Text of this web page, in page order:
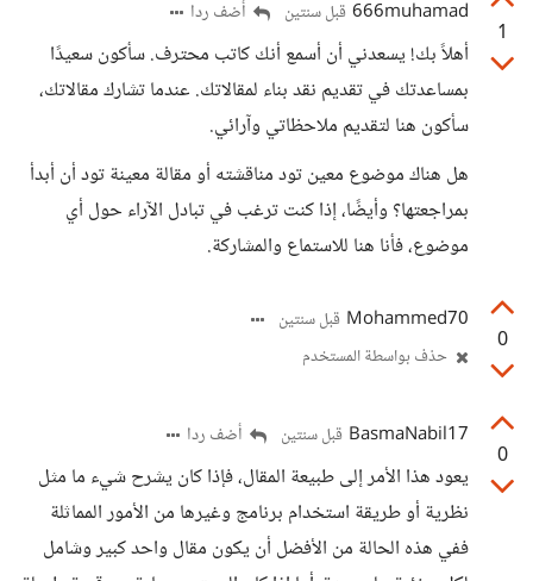
1
666muhamad قبل سنتين أضف ردا
أهلاً بك! يسعدني أن أسمع أنك كاتب محترف. سأكون سعيدًا
بمساعدتك في تقديم نقد بناء لمقالاتك. عندما تشارك مقالاتك،
سأكون هنا لتقديم ملاحظاتي وآرائي.
هل هناك موضوع معين تود مناقشته أو مقالة معينة تود أن أبدأ
بمراجعتها؟ وأيضًا، إذا كنت ترغب في تبادل الآراء حول أي
موضوع، فأنا هنا للاستماع والمشاركة.
0
Mohammed70 قبل سنتين
حذف بواسطة المستخدم
0
BasmaNabil17 قبل سنتين أضف ردا
يعود هذا الأمر إلى طبيعة المقال، فإذا كان يشرح شيء ما مثل
نظرية أو طريقة استخدام برنامج وغيرها من الأمور المماثلة
ففي هذه الحالة من الأفضل أن يكون مقال واحد كبير وشامل